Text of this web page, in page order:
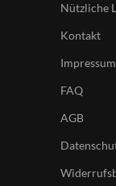
Nützliche
Kontakt
Impressum
FAQ
AGB